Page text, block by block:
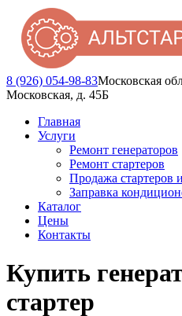
8 (926) 054-98-83Московская
Московская, д. 45Б
Главная
Услуги
Ремонт генераторов
Ремонт стартеров
Продажа стартеров
Заправка
Каталог
Цены
Контакты
Купить
стартер